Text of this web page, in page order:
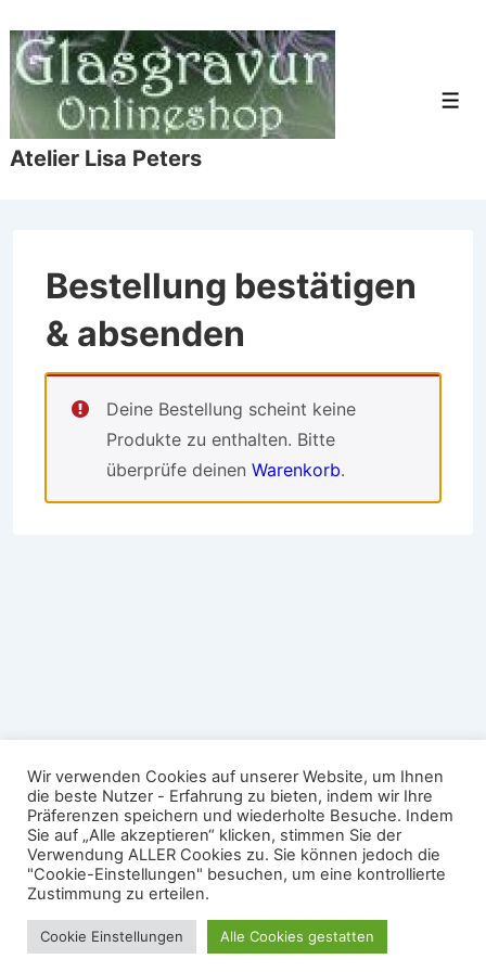
Zum
Inhalt
Atelier Lisa Peters
Bestellung bestätigen
& absenden
Deine Bestellung scheint keine
Produkte zu enthalten. Bitte
überprüfe deinen Warenkorb.
Wir verwenden Cookies auf unserer Website, um Ihnen
die beste Nutzer - Erfahrung zu bieten, indem wir Ihre
Präferenzen speichern und wiederholte Besuche. Indem
Sie auf „Alle akzeptieren“ klicken, stimmen Sie der
Verwendung ALLER Cookies zu. Sie können jedoch die
"Cookie-Einstellungen" besuchen, um eine kontrollierte
Zustimmung zu erteilen.
Cookie Einstellungen Alle Cookies gestatten